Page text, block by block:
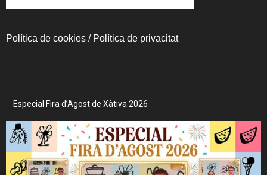
Política de cookies / Política de privacitat
Especial Fira d’Agost de Xàtiva 2026